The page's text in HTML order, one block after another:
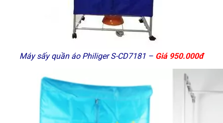
Máy sấy quần áo Philiger S-CD7181 – Giá 950.000đ